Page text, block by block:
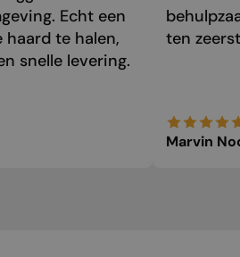
Echt een
haard te halen,
snelle levering.
ten
Marvin